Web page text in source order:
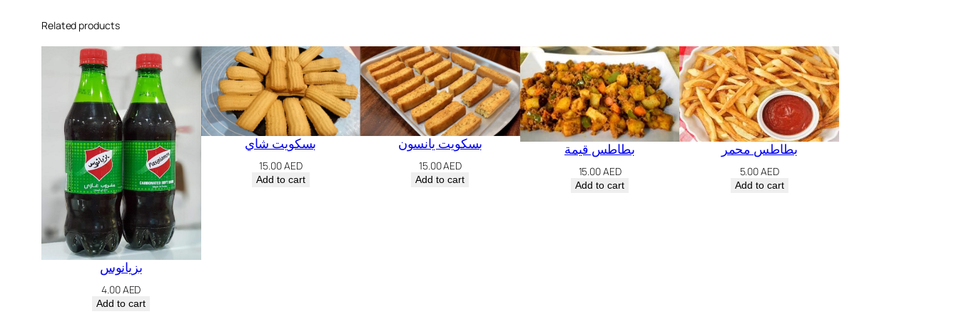
Related products
بزيانوس
4.00AED
Add to cart
بسكويت شاي
15.00AED
Add to cart
بسكويت يانسون
15.00AED
Add to cart
بطاطس قيمة
15.00AED
Add to cart
بطاطس محمر
5.00AED
Add to cart